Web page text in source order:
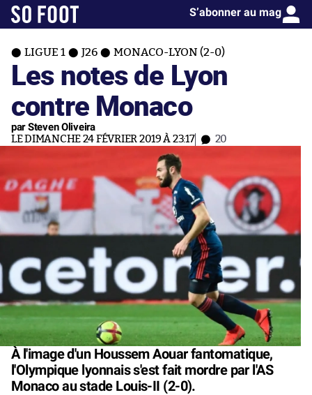
S’abonner au mag
LIGUE 1 J26 MONACO-LYON (2-0)
Les notes de Lyon
contre Monaco
par Steven Oliveira
LE DIMANCHE 24 FÉVRIER 2019 À 23:17 20
À l'image d'un Houssem Aouar fantomatique,
l'Olympique lyonnais s'est fait mordre par l'AS
Monaco au stade Louis-II (2-0).